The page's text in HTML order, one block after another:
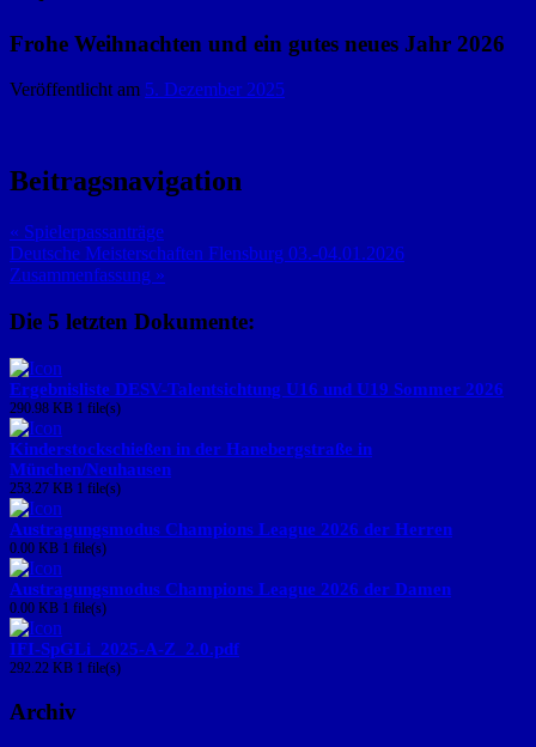
Frohe Weihnachten und ein gutes neues Jahr 2026
Veröffentlicht am 5. Dezember 2025
Beitragsnavigation
« Spielerpassanträge
Deutsche Meisterschaften Flensburg 03.-04.01.2026
Zusammenfassung »
Die 5 letzten Dokumente:
Ergebnisliste DESV-Talentsichtung U16 und U19 Sommer 2026
290.98 KB 1 file(s)
Kinderstockschießen in der Hanebergstraße in
München/Neuhausen
253.27 KB 1 file(s)
Austragungsmodus Champions League 2026 der Herren
0.00 KB 1 file(s)
Austragungsmodus Champions League 2026 der Damen
0.00 KB 1 file(s)
IFI-SpGLi_2025-A-Z_2.0.pdf
292.22 KB 1 file(s)
Archiv